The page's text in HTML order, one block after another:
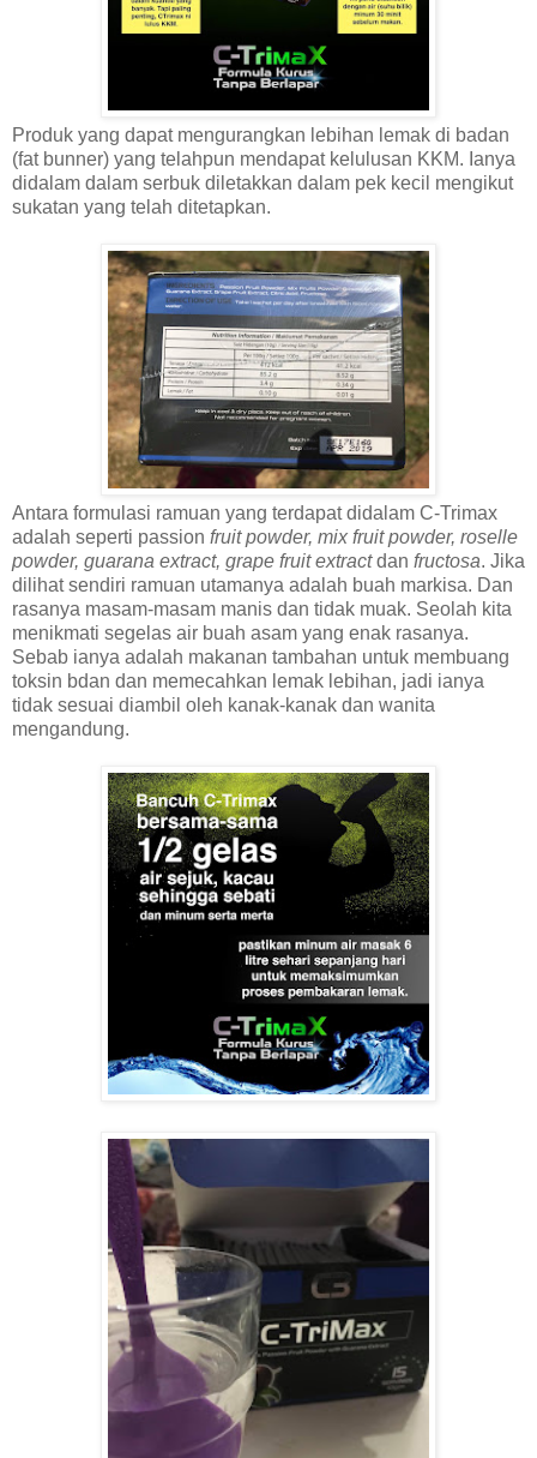
Produk yang dapat mengurangkan lebihan lemak di badan
(fat bunner) yang telahpun mendapat kelulusan KKM. Ianya
didalam dalam serbuk diletakkan dalam pek kecil mengikut
sukatan yang telah ditetapkan.
Antara formulasi ramuan yang terdapat didalam C-Trimax
adalah seperti passion fruit powder, mix fruit powder, roselle
powder, guarana extract, grape fruit extractdan fructosa. Jika
dilihat sendiri ramuan utamanya adalah buah markisa. Dan
rasanya masam-masam manis dan tidak muak. Seolah kita
menikmati segelas air buah asam yang enak rasanya.
Sebab ianya adalah makanan tambahan untuk membuang
toksin bdan dan memecahkan lemak lebihan, jadi ianya
tidak sesuai diambil oleh kanak-kanak dan wanita
mengandung.